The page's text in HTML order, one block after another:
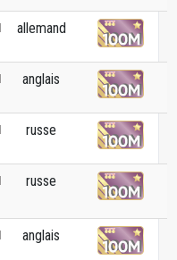
allemand
anglais
russe
russe
anglais